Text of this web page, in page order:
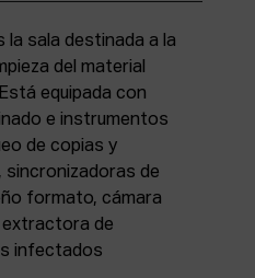
la sala destinada a la
del material
equipada con
e instrumentos
de copias y
sincronizadoras de
formato, cámara
extractora de
infectados